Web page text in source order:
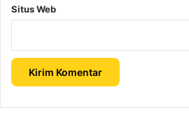
Situs Web